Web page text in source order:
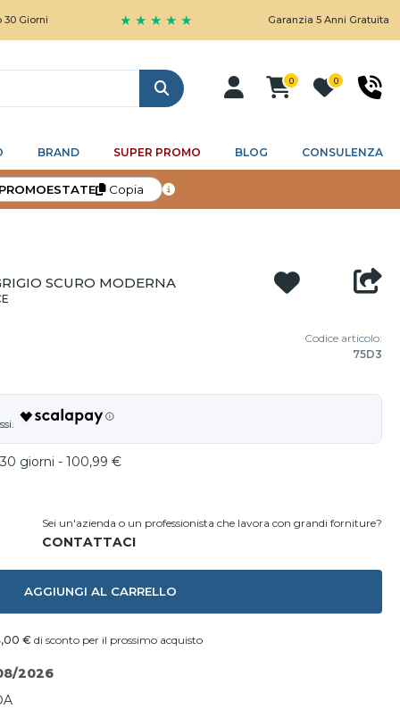
★ ★ ★ ★ ★ Garanzia 5 Anni Gratuita
Cerca
0 0
BRAND SUPER PROMO BLOG CONSULENZA
PROMOESTATE Copia
SCURO MODERNA
Codice articolo:
75D3
giorni - 100,99 €
Sei un'azienda o un professionista che lavora con grandi forniture?
AGGIUNGI AL CARRELLO
€di sconto per il prossimo acquisto
2026